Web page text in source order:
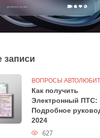
записи
ВОПРОСЫ
Как получить
Электронный ПТС:
Подробное
2024
627